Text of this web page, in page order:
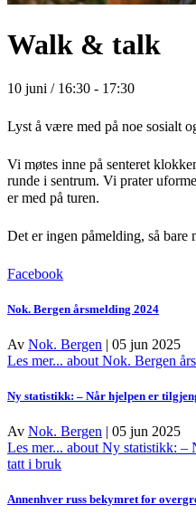
Walk & talk
10 juni / 16:30 - 17:30
Lyst å være med på noe sosialt
Vi møtes inne på senteret
runde i sentrum. Vi prater
er med på turen.
Det er ingen påmelding, så bare
Facebook
Nok. Bergen årsmelding 2024
Av Nok. Bergen | 05 jun 2025
Les mer... about Nok. Bergen
Ny statistikk: – Når hjelpen er
Av Nok. Bergen | 05 jun 2025
Les mer... about Ny statistikk: –
tatt i bruk
Annenhver russ bekymret for